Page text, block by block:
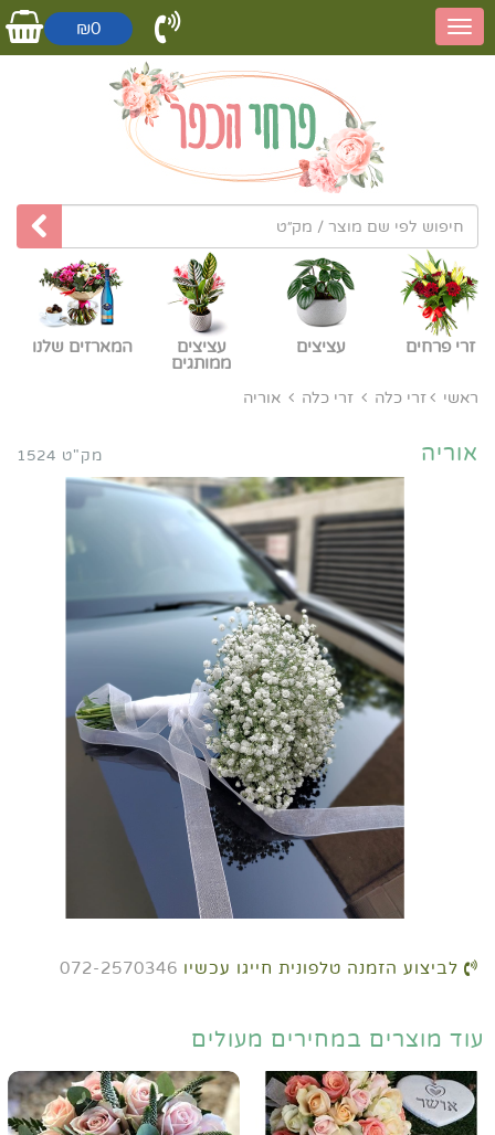
₪0
זרי פרחים עציצים
עציצים
ממותגים
המארזים שלנו
ראשי זרי כלה זרי כלה אוריה
אוריה מק"ט 1524
לביצוע הזמנה טלפונית חייגו עכשיו 072-2570346
עוד מוצרים במחירים מעולים